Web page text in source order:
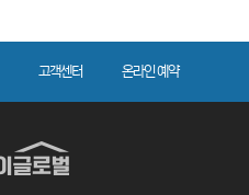
고객센터 온라인 예약